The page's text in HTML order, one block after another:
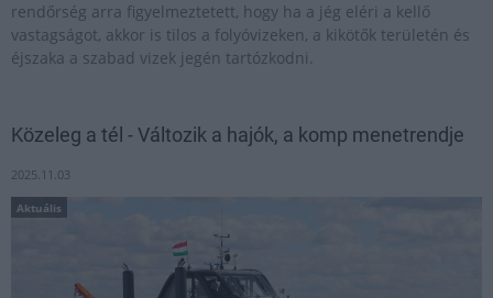
rendőrség arra figyelmeztetett, hogy ha a jég eléri a kellő
vastagságot, akkor is tilos a folyóvizeken, a kikötők területén és
éjszaka a szabad vizek jegén tartózkodni.
Közeleg a tél - Változik a hajók, a komp menetrendje
2025.11.03
Aktuális